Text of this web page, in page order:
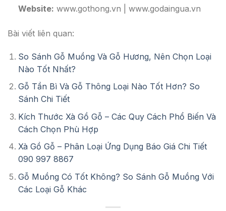
Website: www.gothong.vn | www.godaingua.vn
Bài viết liên quan:
So Sánh Gỗ Muồng Và Gỗ Hương, Nên Chọn Loại
Nào Tốt Nhất?
Gỗ Tần Bì Và Gỗ Thông Loại Nào Tốt Hơn? So
Sánh Chi Tiết
Kích Thước Xà Gồ Gỗ – Các Quy Cách Phổ Biến Và
Cách Chọn Phù Hợp
Xà Gồ Gỗ – Phân Loại Ứng Dụng Báo Giá Chi Tiết
090 997 8867
Gỗ Muồng Có Tốt Không? So Sánh Gỗ Muồng Với
Các Loại Gỗ Khác